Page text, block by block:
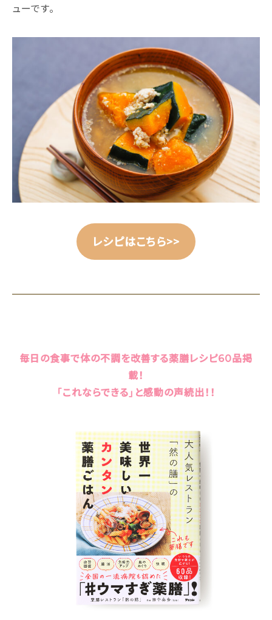
ューです。
レシピはこちら>>
毎日の食事で体の不調を改善する薬膳レシピ60品掲
載！
「これならできる」と感動の声続出！！